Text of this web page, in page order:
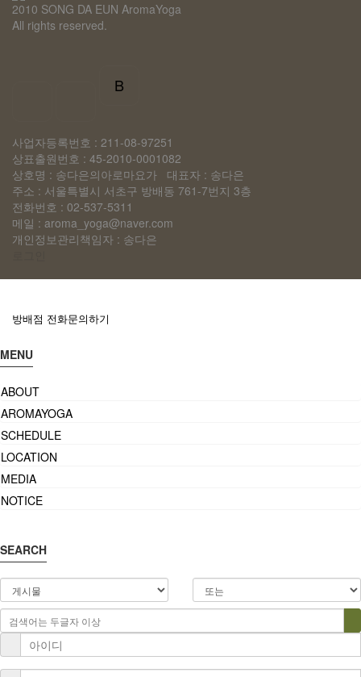
2010 SONG DA EUN AromaYoga
All rights reserved.
B
사업자등록번호 : 211-08-97251
상표출원번호 : 45-2010-0001082
상호명 : 송다은의아로마요가 대표자 : 송다은
주소 : 서울특별시 서초구 방배동 761-7번지 3층
전화번호 : 02-537-5311
메일 : aroma_yoga@naver.com
개인정보관리책임자 : 송다은
방배점 전화문의하기
MENU
ABOUT
AROMAYOGA
SCHEDULE
LOCATION
MEDIA
NOTICE
SEARCH